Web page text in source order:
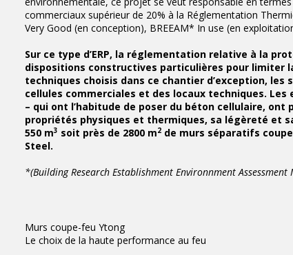
commerciaux supérieur de 20% à la Réglementation
Very Good (en conception), BREEAM* In use (en
Sur ce type d’ERP, la réglementation relative à la
dispositions constructives particulières pour limiter
techniques choisis dans ce chantier d’exception,
cellules commerciales et des locaux techniques.
– qui ont l’habitude de poser du béton cellulaire,
propriétés physiques et thermiques, sa légèreté et
550 m3 soit près de 2800 m2 de murs séparatifs
Steel.
*(Building Research Establishment Environnment Assessment
Murs coupe-feu Ytong
Le choix de la haute performance au feu